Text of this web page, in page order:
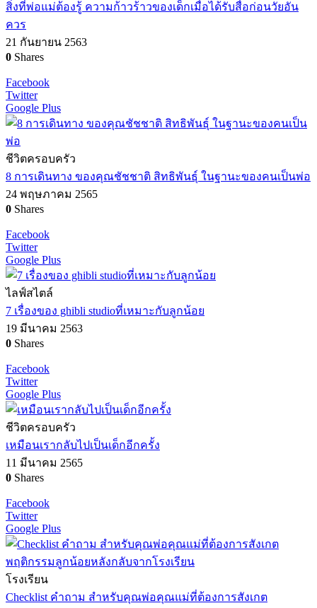
สิ่งที่พ่อแม่ต้องรู้ ความก้าวร้าวของเด็กเมื่อได้รับสื่อก่อนวัยอัน
ควร
21 กันยายน 2563
0 Shares
Facebook
Twitter
Google Plus
ชีวิตครอบครัว
8 การเดินทาง ของคุณชัชชาติ สิทธิพันธุ์ ในฐานะของคนเป็นพ่อ
24 พฤษภาคม 2565
0 Shares
Facebook
Twitter
Google Plus
ไลฟ์สไตล์
7 เรื่องของ ghibli studioที่เหมาะกับลูกน้อย
19 มีนาคม 2563
0 Shares
Facebook
Twitter
Google Plus
ชีวิตครอบครัว
เหมือนเรากลับไปเป็นเด็กอีกครั้ง
11 มีนาคม 2565
0 Shares
Facebook
Twitter
Google Plus
โรงเรียน
Checklist คำถาม สำหรับคุณพ่อคุณแม่ที่ต้องการสังเกต